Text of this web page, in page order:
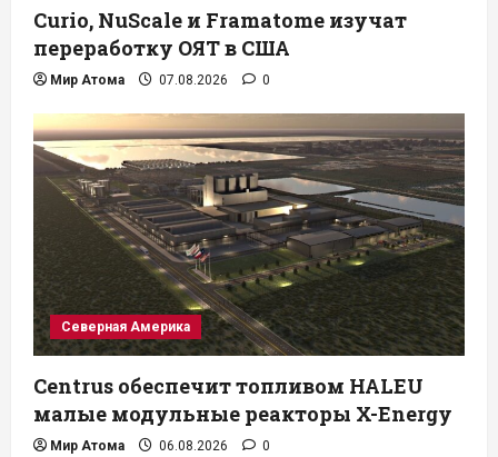
Curio, NuScale и Framatome изучат
переработку ОЯТ в США
Мир Атома 07.08.2026 0
Северная Америка
Centrus обеспечит топливом HALEU
малые модульные реакторы X-Energy
Мир Атома 06.08.2026 0